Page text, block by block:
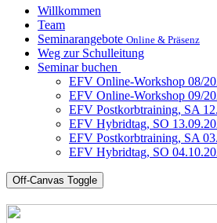
Willkommen
Team
Seminarangebote Online & Präsenz
Weg zur Schulleitung
Seminar buchen
EFV Online-Workshop 08/
EFV Online-Workshop 09/
EFV Postkorbtraining, SA
EFV Hybridtag, SO
EFV Postkorbtraining, SA
EFV Hybridtag, SO
Off-Canvas Toggle